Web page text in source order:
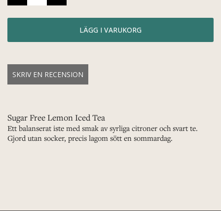
SKRIV EN RECENSION
Sugar Free Lemon Iced Tea
Ett balanserat iste med smak av syrliga citroner och svart te.
Gjord utan socker, precis lagom sött en sommardag.